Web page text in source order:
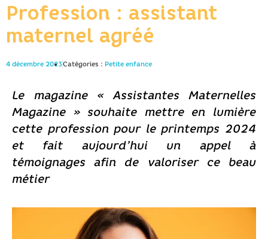
Profession : assistant
maternel agréé
4 décembre 2023Catégories : Petite enfance
Le magazine « Assistantes Maternelles
Magazine » souhaite mettre en lumière
cette profession pour le printemps 2024
et fait aujourd’hui un appel à
témoignages afin de valoriser ce beau
métier